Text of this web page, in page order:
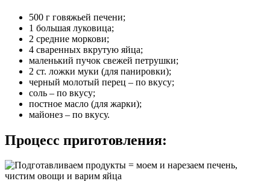
500 г говяжьей печени;
1 большая луковица;
2 средние моркови;
4 сваренных вкрутую яйца;
маленький пучок свежей петрушки;
2 ст. ложки муки (для панировки);
черный молотый перец – по вкусу;
соль – по вкусу;
постное масло (для жарки);
майонез – по вкусу.
Процесс приготовления: